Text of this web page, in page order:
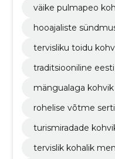
väike pulmapeo
hooajaliste
tervisliku toidu
traditsiooniline
mängualaga
rohelise võtme
turismiradade
tervislik kohalik